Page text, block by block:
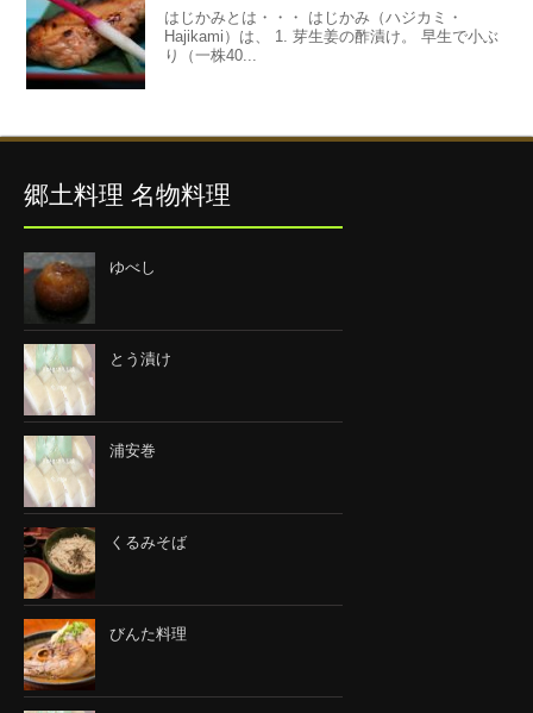
はじかみとは・・・ はじかみ（ハジカミ・
Hajikami）は、 1. 芽生姜の酢漬け。 早生で小ぶ
り（一株40...
郷土料理 名物料理
ゆべし
とう漬け
浦安巻
くるみそば
びんた料理